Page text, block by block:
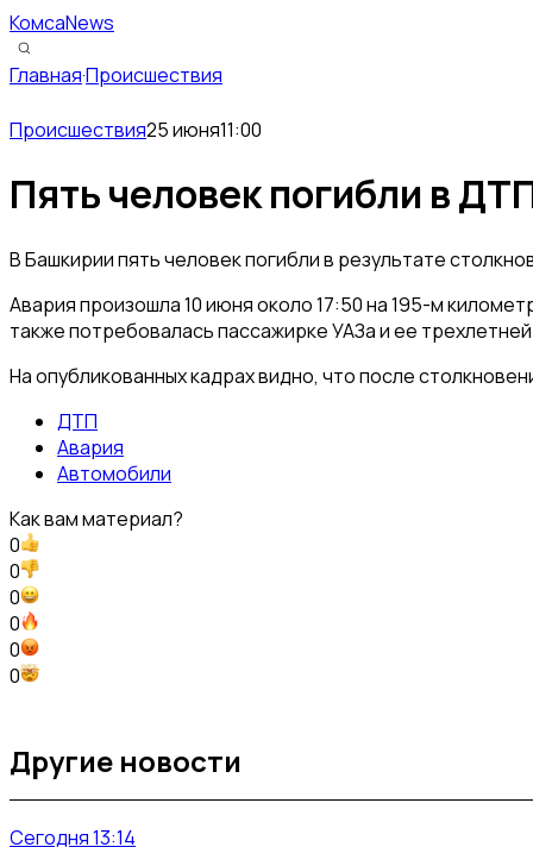
КомсаNews
Главная·Происшествия
Происшествия25 июня11:00
Пять человек погибли в
В Башкирии пять человек погибли в результате
Авария произошла 10 июня около 17:50 на 195-м
также потребовалась пассажирке УАЗа и ее
На опубликованных кадрах видно, что после
ДТП
Авария
Автомобили
Как вам материал?
0
0
0
0
0
0
Другие новости
Сегодня 13:14